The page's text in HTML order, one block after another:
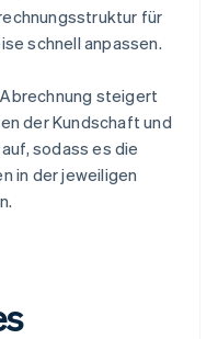
für
schnell anpassen.
steigert
der Kundschaft und
sodass es die
in der jeweiligen